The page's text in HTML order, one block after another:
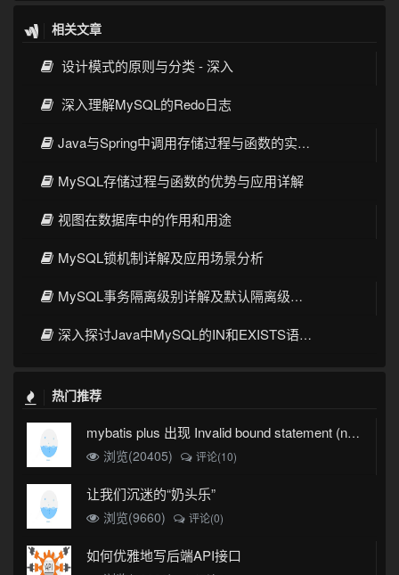
相关文章
设计模式的原则与分类 - 深入
深入理解MySQL的Redo日志
Java与Spring中调用存储过程与函数的实现方法
MySQL存储过程与函数的优势与应用详解
视图在数据库中的作用和用途
MySQL锁机制详解及应用场景分析
MySQL事务隔离级别详解及默认隔离级别介绍
深入探讨Java中MySQL的IN和EXISTS语法性能差异
热门推荐
mybatis plus 出现 Invalid bound statement (not found)
浏览(20405)
评论(10)
让我们沉迷的“奶头乐”
浏览(9660) 评论(0)
如何优雅地写后端API接口